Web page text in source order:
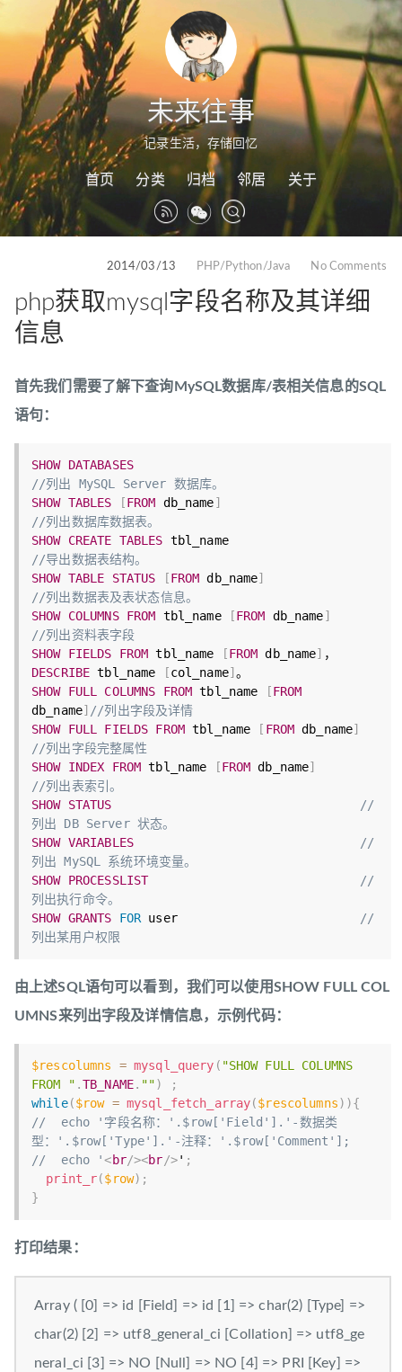
未来往事
记录生活，存储回忆
首页 分类 归档 邻居 关于
2014/03/13 PHP/Python/Java No Comments
php获取mysql字段名称及其详细
信息
首先我们需要了解下查询MySQL数据库/表相关信息的SQL
语句：
SHOW DATABASES
//列出 MySQL Server 数据库。
SHOW TABLES [FROM db_name]
//列出数据库数据表。
SHOW CREATE TABLES
tbl_name
//导出数据表结构。
SHOW TABLE STATUS [FROM db_name]
//列出数据表及表状态信息。
SHOW COLUMNS FROM tbl_name [FROM db_name]
//列出资料表字段
SHOW FIELDS FROM tbl_name [FROM db_name] ，
DESCRIBE tbl_name [col_name]
SHOW FULL COLUMNS FROM tbl_name [FROM
db_name] //列出字段及详情
SHOW FULL FIELDS FROM tbl_name [ FROM db_name]
//列出字段完整属性
SHOW INDEX FROM tbl_name [FROM db_name]
//列出表索引。
SHOW STATUS
//
列出 DB Server 状态。
SHOW VARIABLES
//
列出 MySQL 系统环境变量。
SHOW PROCESSLIST
//
列出执行命令。
SHOW GRANTS FOR user //
列出某用户权限
由上述SQL语句可以看到，我们可以使用SHOW FULL COL
UMNS来列出字段及详情信息，示例代码：
$rescolumns = mysql_query ( "SHOW FULL COLUMNS
FROM " .TB_NAME. "")
;
while($row = mysql_fetch_array($rescolumns) ){
//  echo '字段名称：'.$row['Field'].'-数据类
型：'.$row['Type'].'-注释：'.$row['Comment'];
//  echo '<br/><br/>' ;
print_r($row) ;
}
打印结果：
Array ( [0] => id [Field] => id [1] => char(2) [Type] =>
char(2) [2] => utf8_general_ci [Collation] => utf8_ge
neral_ci [3] => NO [Null] => NO [4] => PRI [Key] =>